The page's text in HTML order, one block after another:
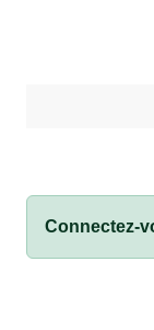
Connectez-